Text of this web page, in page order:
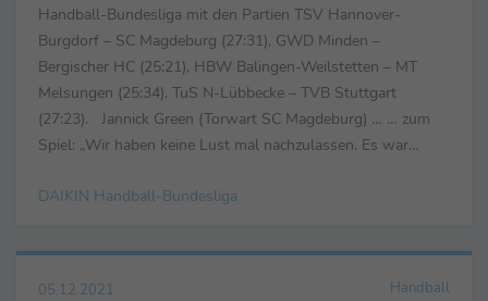
Handball-Bundesliga mit den Partien TSV Hannover-
Burgdorf – SC Magdeburg (27:31), GWD Minden –
Bergischer HC (25:21), HBW Balingen-Weilstetten – MT
Melsungen (25:34), TuS N-Lübbecke – TVB Stuttgart
(27:23). Jannick Green (Torwart SC Magdeburg) … … zum
Spiel: „Wir haben keine Lust mal nachzulassen. Es war
zweite Halbzeit haben ...
DAIKIN Handball-Bundesliga
05.12.2021 Handball